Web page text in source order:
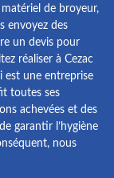
de broyeur,
envoyez des
un devis pour
réaliser à Cezac
est une entreprise
toutes ses
achevées et des
garantir l’hygiène
nous